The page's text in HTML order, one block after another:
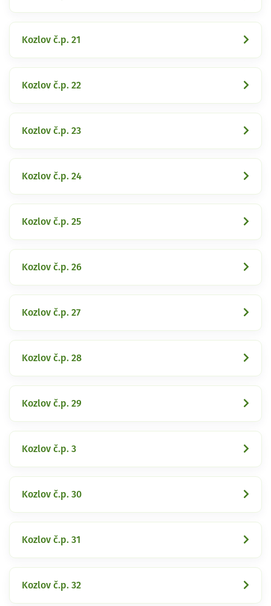
Kozlov č.p. 21
Kozlov č.p. 22
Kozlov č.p. 23
Kozlov č.p. 24
Kozlov č.p. 25
Kozlov č.p. 26
Kozlov č.p. 27
Kozlov č.p. 28
Kozlov č.p. 29
Kozlov č.p. 3
Kozlov č.p. 30
Kozlov č.p. 31
Kozlov č.p. 32